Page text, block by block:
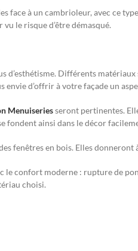
face à un cambrioleur, avec ce
le risque d’être démasqué.
d’esthétisme. Différents
d’offrir à votre façade un
Menuiseriesseront pertinentes.
fondent ainsi dans le décor
fenêtres en bois. Elles donneront
le confort moderne : rupture de
choisi.